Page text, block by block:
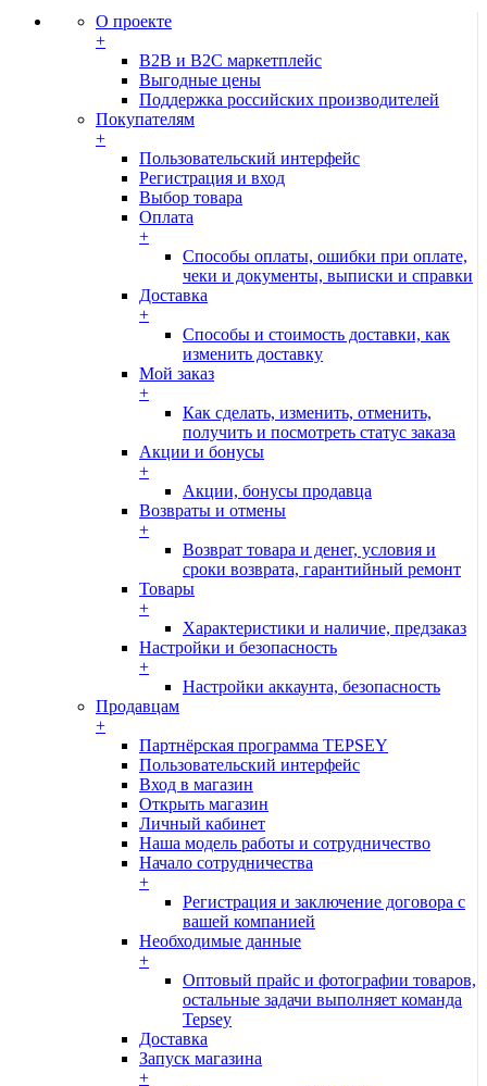
О проекте
+
B2B и B2C маркетплейс
Выгодные цены
Поддержка российских производителей
Покупателям
+
Пользовательский интерфейс
Регистрация и вход
Выбор товара
Оплата
+
Способы оплаты, ошибки при оплате,
чеки и документы, выписки и справки
Доставка
+
Способы и стоимость доставки, как
изменить доставку
Мой заказ
+
Как сделать, изменить, отменить,
получить и посмотреть статус заказа
Акции и бонусы
+
Акции, бонусы продавца
Возвраты и отмены
+
Возврат товара и денег, условия и
сроки возврата, гарантийный ремонт
Товары
+
Характеристики и наличие, предзаказ
Настройки и безопасность
+
Настройки аккаунта, безопасность
Продавцам
+
Партнёрская программа TEPSEY
Пользовательский интерфейс
Вход в магазин
Открыть магазин
Личный кабинет
Наша модель работы и сотрудничество
Начало сотрудничества
+
Регистрация и заключение договора с
вашей компанией
Необходимые данные
+
Оптовый прайс и фотографии товаров,
остальные задачи выполняет команда
Tepsey
Доставка
Запуск магазина
+